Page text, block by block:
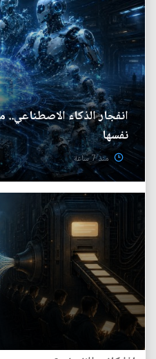
انفجار الذكاء الاصطناعي..
نفسها
منذ 7 ساعة